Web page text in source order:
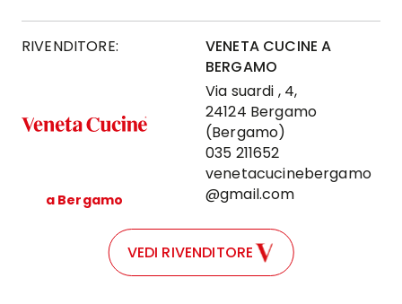
RIVENDITORE:
a Bergamo
VENETA CUCINE A
BERGAMO
Via suardi , 4,
24124 Bergamo
(Bergamo)
035 211652
venetacucinebergamo
@gmail.com
VEDI RIVENDITORE